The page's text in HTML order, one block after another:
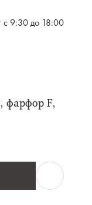
с 9:30 до 18:00
фарфор F,